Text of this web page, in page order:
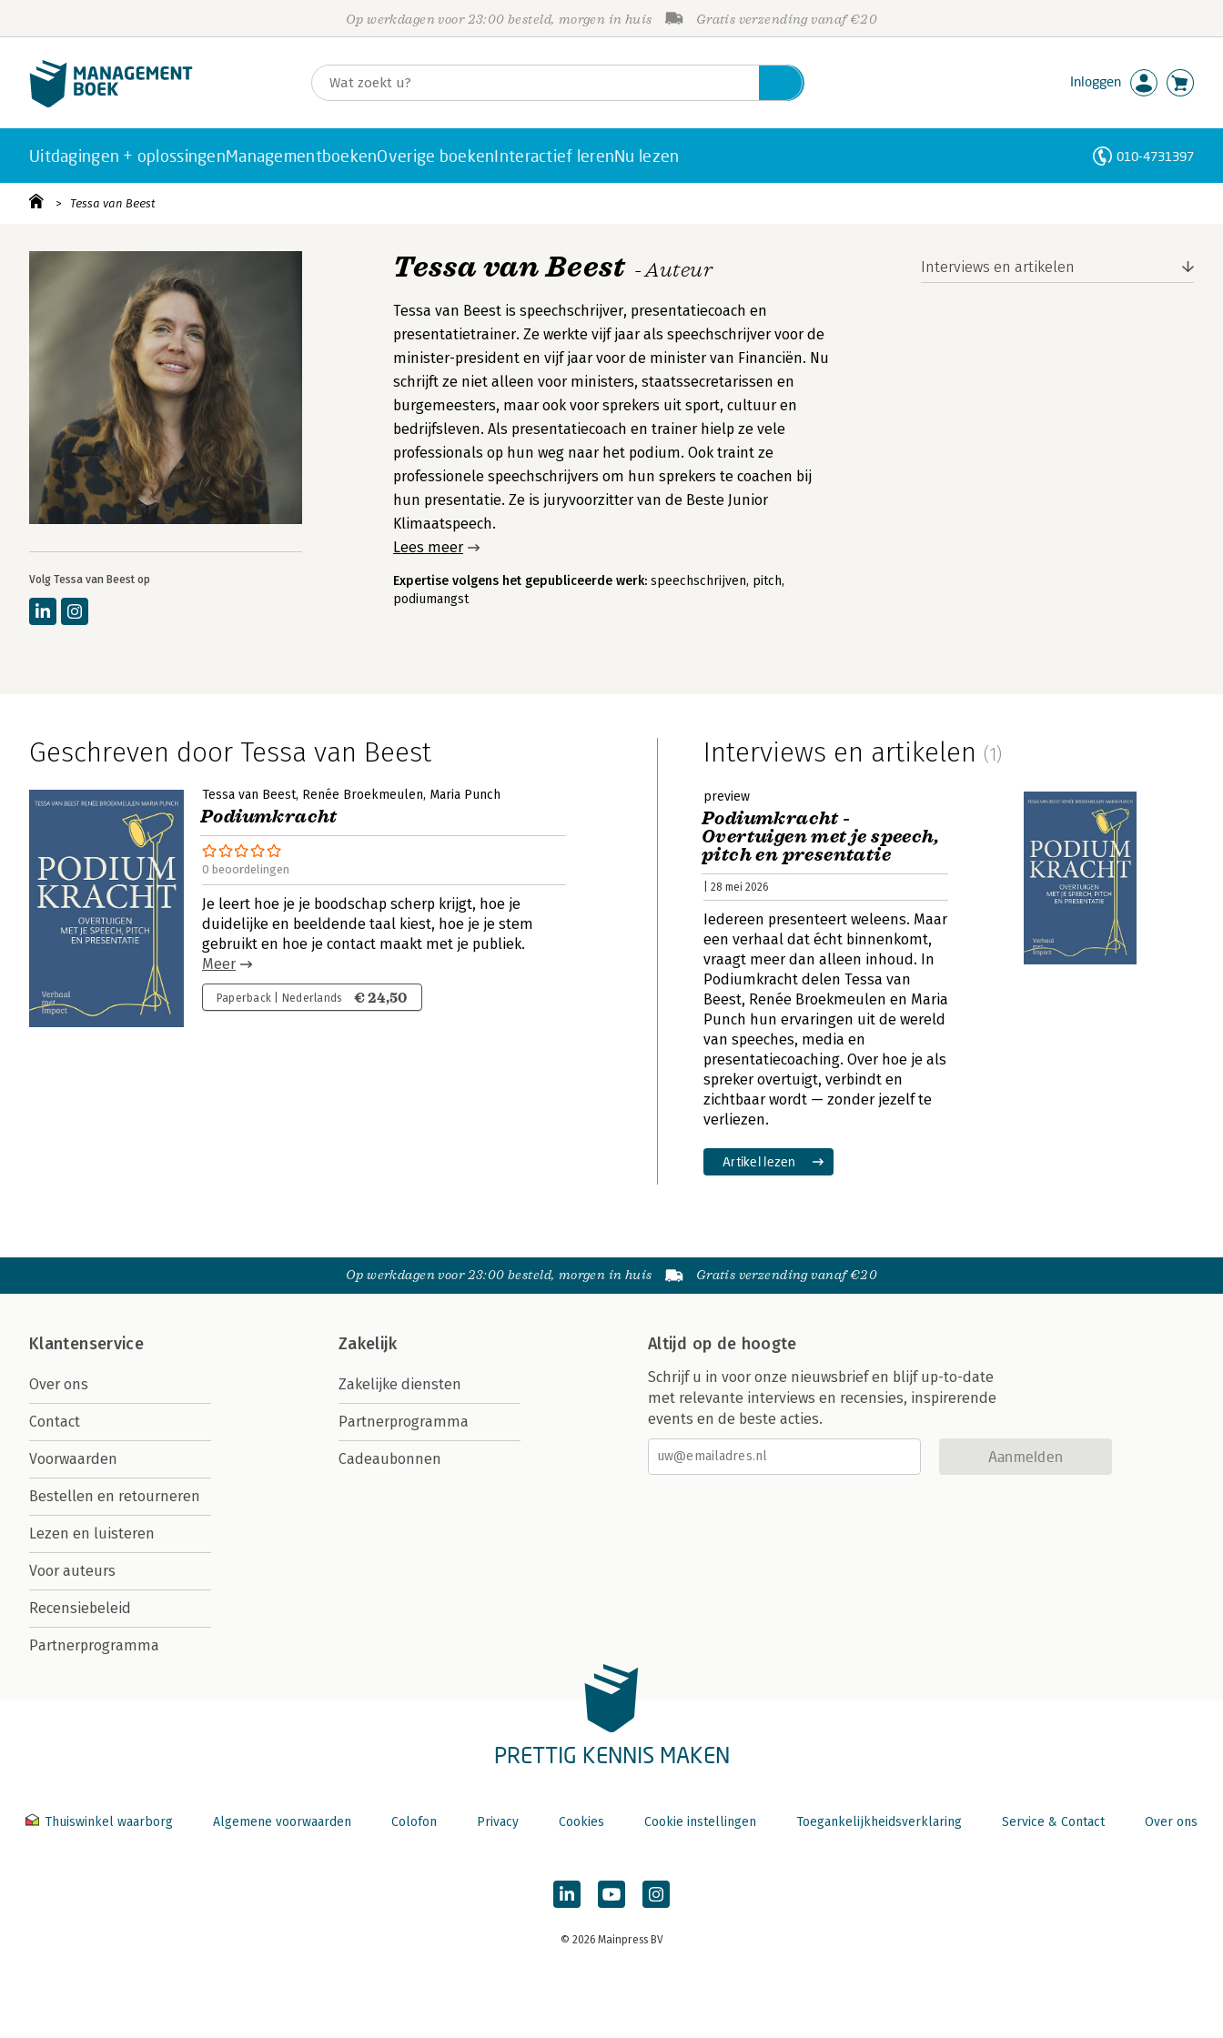
Op werkdagen voor 23:00 besteld, morgen in huis Gratis verzending vanaf €20
Inloggen
Uitdagingen + oplossingenManagementboekenOverige boekenInteractief lerenNu lezen 010-4731397
Tessa van Beest
Volg Tessa van Beest op
Tessa van Beest - Auteur
Tessa van Beest is speechschrijver, presentatiecoach en
presentatietrainer. Ze werkte vijf jaar als speechschrijver voor de
minister-president en vijf jaar voor de minister van Financiën. Nu
schrijft ze niet alleen voor ministers, staatssecretarissen en
burgemeesters, maar ook voor sprekers uit sport, cultuur en
bedrijfsleven. Als presentatiecoach en trainer hielp ze vele
professionals op hun weg naar het podium. Ook traint ze
professionele speechschrijvers om hun sprekers te coachen bij
hun presentatie. Ze is juryvoorzitter van de Beste Junior
Klimaatspeech.
Lees meer
Expertise volgens het gepubliceerde werk: speechschrijven, pitch,
podiumangst
Interviews en artikelen
Geschreven door Tessa van Beest
Tessa van Beest Renée Broekmeulen Maria Punch
Podiumkracht
0 beoordelingen
Je leert hoe je je boodschap scherp krijgt, hoe je
duidelijke en beeldende taal kiest, hoe je je stem
gebruikt en hoe je contact maakt met je publiek.
Meer
Paperback | Nederlands € 24,50
Interviews en artikelen (1)
preview
Podiumkracht -
Overtuigen met je speech,
pitch en presentatie
| 28 mei 2026
Iedereen presenteert weleens. Maar
een verhaal dat écht binnenkomt,
vraagt meer dan alleen inhoud. In
Podiumkracht delen Tessa van
Beest, Renée Broekmeulen en Maria
Punch hun ervaringen uit de wereld
van speeches, media en
presentatiecoaching. Over hoe je als
spreker overtuigt, verbindt en
zichtbaar wordt — zonder jezelf te
verliezen.
Artikel lezen
Op werkdagen voor 23:00 besteld, morgen in huis Gratis verzending vanaf €20
Klantenservice
Over ons
Contact
Voorwaarden
Bestellen en retourneren
Lezen en luisteren
Voor auteurs
Recensiebeleid
Partnerprogramma
Zakelijk
Zakelijke diensten
Partnerprogramma
Cadeaubonnen
Altijd op de hoogte
Schrijf u in voor onze nieuwsbrief en blijf up-to-date
met relevante interviews en recensies, inspirerende
events en de beste acties.
Aanmelden
PRETTIG KENNIS MAKEN
Thuiswinkel waarborg Algemene voorwaarden Colofon Privacy Cookies Cookie instellingen Toegankelijkheidsverklaring Service & Contact Over ons
© 2026 Mainpress BV
Personen